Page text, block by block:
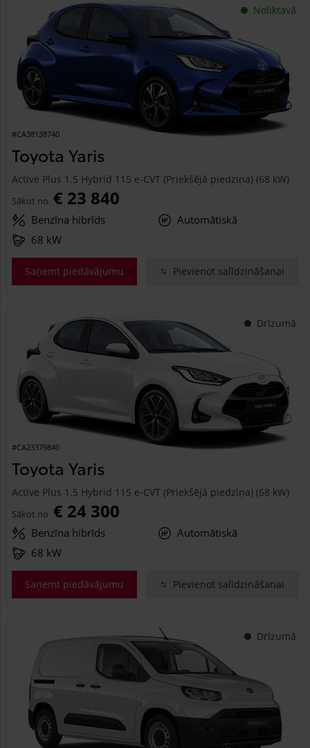
Noliktavā
#CA38138740
Toyota Yaris
Active Plus 1.5 Hybrid 115 e-CVT (Priekšējā piedziņa) (68 kW)
Sākot no € 23 840
Benzīna hibrīds
Automātiskā
68 kW
Saņemt piedāvājumu Pievienot salīdzināšanai
Drīzumā
#CA23379840
Toyota Yaris
Active Plus 1.5 Hybrid 115 e-CVT (Priekšējā piedziņa) (68 kW)
Sākot no € 24 300
Benzīna hibrīds
Automātiskā
68 kW
Saņemt piedāvājumu Pievienot salīdzināšanai
Drīzumā